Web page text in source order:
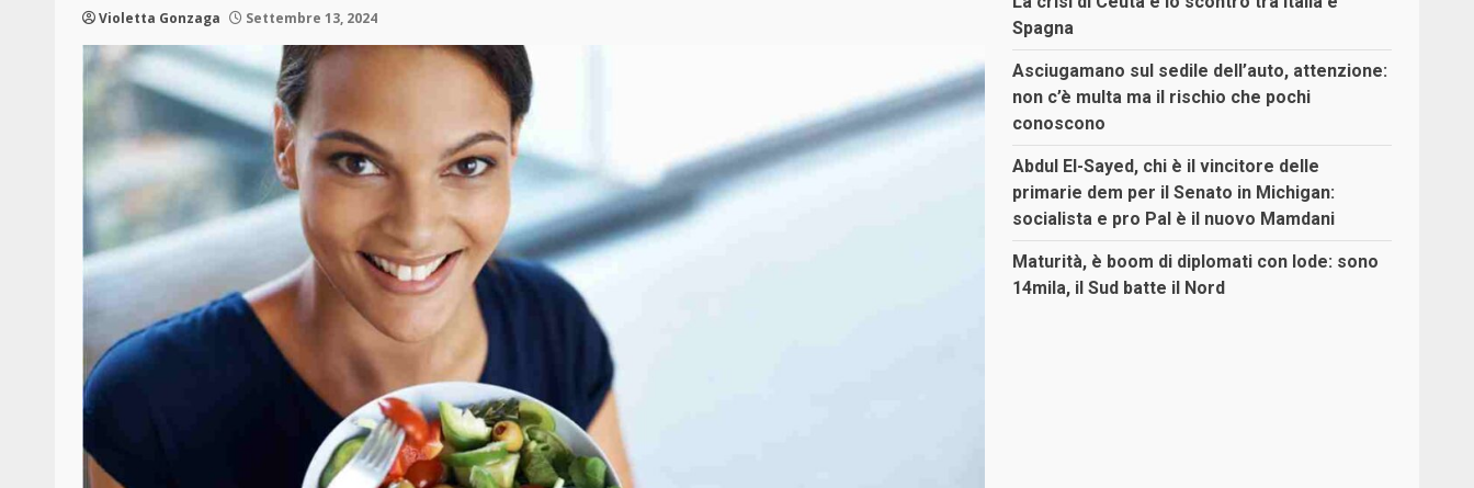
Violetta Gonzaga Settembre 13, 2024
Spagna
Asciugamano sul sedile dell’auto, attenzione:
non c’è multa ma il rischio che pochi
conoscono
Abdul El-Sayed, chi è il vincitore delle
primarie dem per il Senato in Michigan:
socialista e pro Pal è il nuovo Mamdani
Maturità, è boom di diplomati con lode: sono
14mila, il Sud batte il Nord